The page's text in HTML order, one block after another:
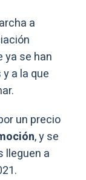
a
ya se han
a la que
un precio
, y se
lleguen a